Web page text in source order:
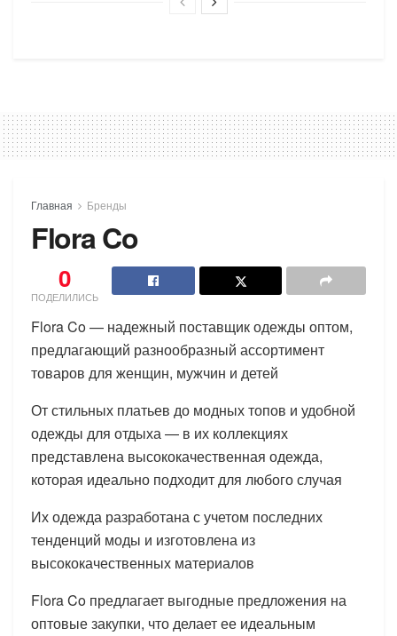
Главная Бренды
Flora Co
0
ПОДЕЛИЛИСЬ
Flora Co — надежный поставщик одежды оптом,
предлагающий разнообразный ассортимент
товаров для женщин, мужчин и детей
От стильных платьев до модных топов и удобной
одежды для отдыха — в их коллекциях
представлена высококачественная одежда,
которая идеально подходит для любого случая
Их одежда разработана с учетом последних
тенденций моды и изготовлена из
высококачественных материалов
Flora Co предлагает выгодные предложения на
оптовые закупки, что делает ее идеальным